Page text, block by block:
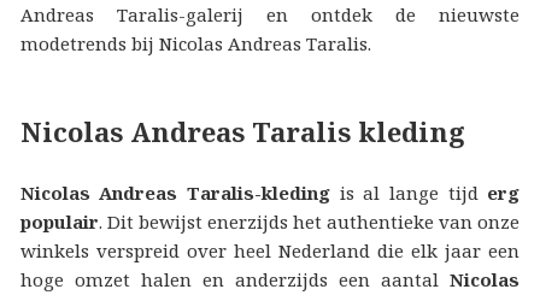
Andreas Taralis-galerij en ontdek de nieuwste
modetrends bij Nicolas Andreas Taralis.
Nicolas Andreas Taralis kleding
Nicolas Andreas Taralis-kledingis al lange tijd erg
populair. Dit bewijst enerzijds het authentieke van onze
winkels verspreid over heel Nederland die elk jaar een
hoge omzet halen en anderzijds een aantalNicolas